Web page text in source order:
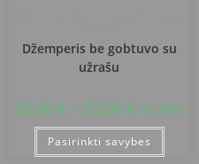
Džemperis be gobtuvo su
užrašu
32,00 € – 33,00 € su PVM
Pasirinkti savybes